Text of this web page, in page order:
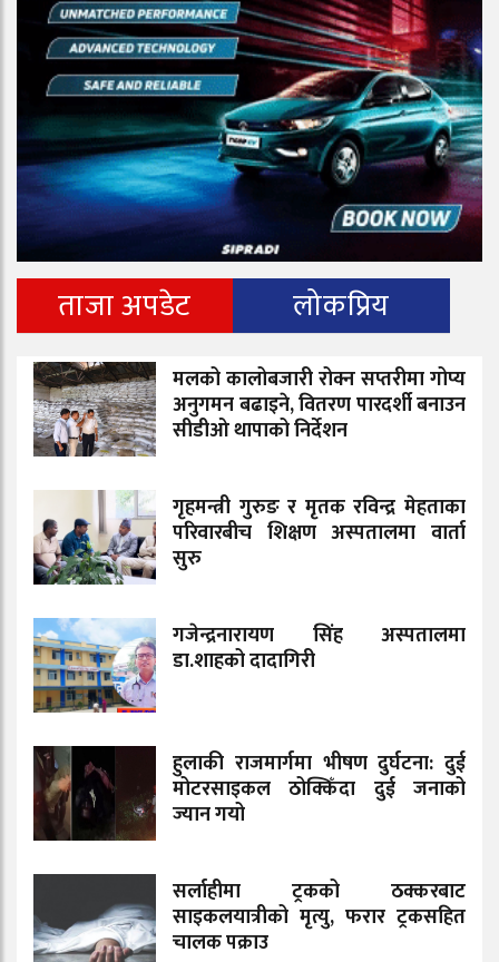
ताजा अपडेट लोकप्रिय
मलको कालोबजारी रोक्न सप्तरीमा गोप्य
अनुगमन बढाइने, वितरण पारदर्शी बनाउन
सीडीओ थापाको निर्देशन
गृहमन्त्री गुरुङ र मृतक रविन्द्र मेहताका
परिवारबीच शिक्षण अस्पतालमा वार्ता
सुरु
गजेन्द्रनारायण सिंह अस्पतालमा
डा.शाहको दादागिरी
हुलाकी राजमार्गमा भीषण दुर्घटना: दुई
मोटरसाइकल ठोक्किँदा दुई जनाको
ज्यान गयो
सर्लाहीमा ट्रकको ठक्करबाट
साइकलयात्रीको मृत्यु, फरार ट्रकसहित
चालक पक्राउ